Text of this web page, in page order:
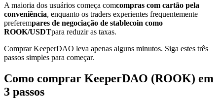
Informação
Análise de big data, incluindo informações comerciais, etc.
A maioria dos usuários começa comcompras com cartão pela
conveniência, enquanto os traders experientes frequentemente
preferempares de negociação de stablecoin como
ROOK/USDTpara reduzir as taxas.
Comprar KeeperDAO leva apenas alguns minutos. Siga estes três
passos simples para começar.
Como comprar KeeperDAO (ROOK) em
3 passos